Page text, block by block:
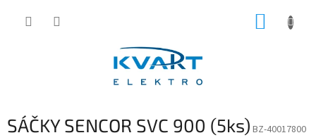
SÁČKY SENCOR SVC 900 (5ks) BZ-40017800